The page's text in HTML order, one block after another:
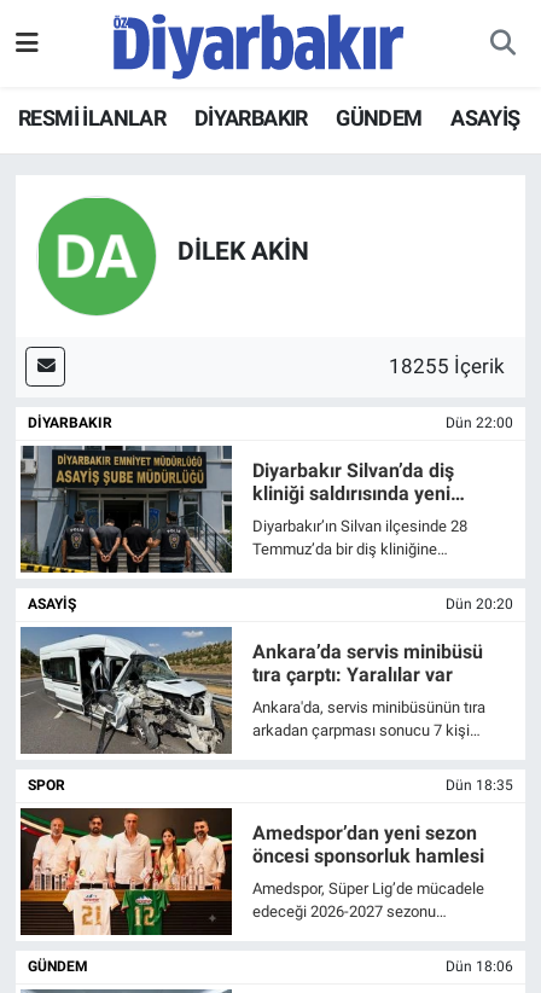
RESMİ İLANLAR DİYARBAKIR GÜNDEM ASAYİŞ
DİLEK AKİN
18255 İçerik
DİYARBAKIR Dün 22:00
Diyarbakır Silvan’da diş
kliniği saldırısında yeni
gelişme
Diyarbakır’ın Silvan ilçesinde 28
Temmuz’da bir diş kliniğine
yürütülen soruşturmada 4 şüpheli
ASAYİŞ Dün 20:20
Ankara’da servis minibüsü
tıra çarptı: Yaralılar var
Ankara'da, servis minibüsünün tıra
arkadan çarpması sonucu 7 kişi
SPOR Dün 18:35
Amedspor’dan yeni sezon
öncesi sponsorluk hamlesi
Amedspor, Süper Lig’de mücadele
edeceği 2026-2027 sezonu
sürdürüyor. Yeşil-kırmızılı ekip, son üç
GÜNDEM Dün 18:06
ASAYİŞ
DİYARBAKIR
EKONOMİ
DÜNYA
KÜLTÜR SANAT
ÖZEL HABER
POLİTİKA
SPOR
TEKNOLOJİ
Hava Durumu
Namaz Vakitleri
Trafik Durumu
Son Dakika Haberleri
Haber Arşivi